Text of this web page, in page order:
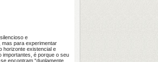
e
mas para experimentar
horizonte existencial e
importantes, é porque o seu
encontram “duplamente